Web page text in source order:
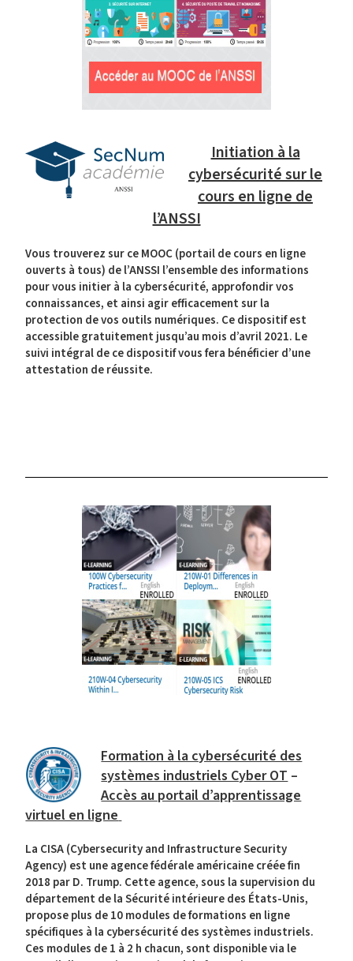
Initiation à la
cybersécurité sur le
cours en ligne de
l’ANSSI
Vous trouverez sur ce MOOC (portail de cours en ligne
ouverts à tous) de l’ANSSI l’ensemble des informations
pour vous initier à la cybersécurité, approfondir vos
connaissances, et ainsi agir efficacement sur la
protection de vos outils numériques. Ce dispositif est
accessible gratuitement jusqu’au mois d’avril 2021. Le
suivi intégral de ce dispositif vous fera bénéficier d’une
attestation de réussite.
Formation à la cybersécurité des
systèmes industriels Cyber OT–
Accès au portail d’apprentissage
virtuel en ligne
La CISA (Cybersecurity and Infrastructure Security
Agency) est une agence fédérale américaine créée fin
2018 par D. Trump. Cette agence, sous la supervision du
département de la Sécurité intérieure des États-Unis,
propose plus de 10 modules de formations en ligne
spécifiques à la cybersécurité des systèmes industriels.
Ces modules de 1 à 2 h chacun, sont disponible via le